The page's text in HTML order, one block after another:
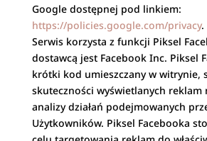
Google dostępnej pod linkiem:
https://policies.google.com/privacy.
Serwis korzysta z funkcji Piksel
dostawcą jest Facebook Inc. Piksel
krótki kod umieszczany w witrynie,
skuteczności wyświetlanych reklam
analizy działań podejmowanych
Użytkowników. Piksel Facebooka